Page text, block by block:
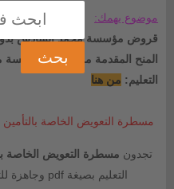
موضوع يهمك:
قروض مؤسسة محمد السادس بدون
التعليم: من هنا
مسطرة التعويض الخاصة بالتأمين
تجدون مسطرة التعويض الخاصة
التعليم بصيغة pdf وجاهزة للتحميل من الرابط التالي: